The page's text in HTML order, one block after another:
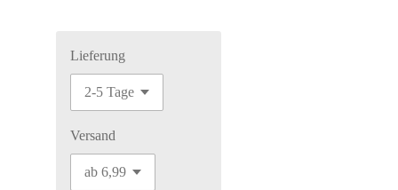
Lieferung
Versand